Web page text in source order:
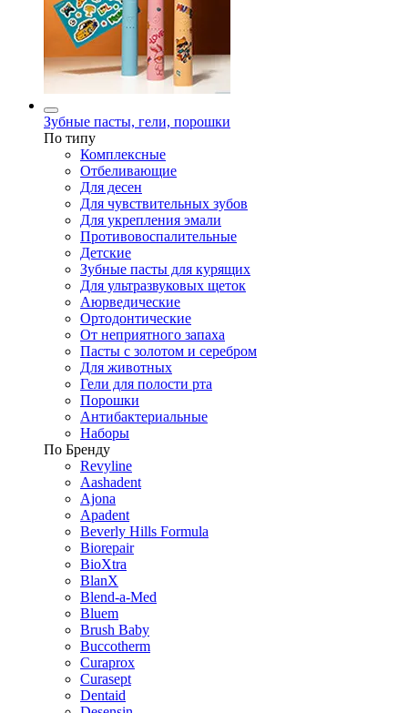
Зубные пасты, гели, порошки
По типу
Комплексные
Отбеливающие
Для десен
Для чувствительных зубов
Для укрепления эмали
Противовоспалительные
Детские
Зубные пасты для курящих
Для ультразвуковых щеток
Аюрведические
Ортодонтические
От неприятного запаха
Пасты с золотом и серебром
Для животных
Гели для полости рта
Порошки
Антибактериальные
Наборы
По Бренду
Revyline
Aashadent
Ajona
Apadent
Beverly Hills Formula
Biorepair
BioXtra
BlanX
Blend-a-Med
Bluem
Brush Baby
Buccotherm
Curaprox
Curasept
Dentaid